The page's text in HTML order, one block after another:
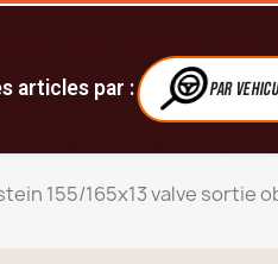
articles par : Par
155/165x13 valve sortie